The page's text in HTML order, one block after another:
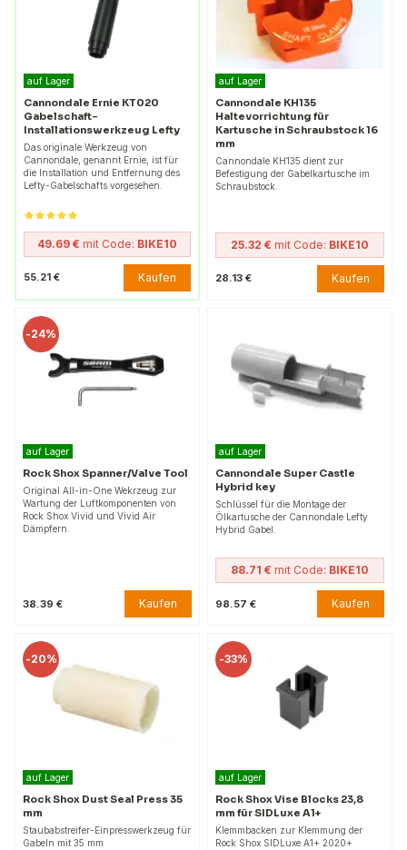
auf Lager
Cannondale Ernie KT020
Gabelschaft-
Installationswerkzeug Lefty
Das originale Werkzeug von
Cannondale, genannt Ernie, ist für
die Installation und Entfernung des
Lefty-Gabelschafts vorgesehen.
49.69 € mit Code: BIKE10
55.21 € Kaufen
auf Lager
Cannondale KH135
Haltevorrichtung für
Kartusche in Schraubstock 16
mm
Cannondale KH135 dient zur
Befestigung der Gabelkartusche im
Schraubstock.
25.32 € mit Code: BIKE10
28.13 € Kaufen
-24%
auf Lager
Rock Shox Spanner/Valve Tool
Original All-in-One Wekrzeug zur
Wartung der Luftkomponenten von
Rock Shox Vivid und Vivid Air
Dämpfern.
38.39 € Kaufen
auf Lager
Cannondale Super Castle
Hybrid key
Schlüssel für die Montage der
Ölkartusche der Cannondale Lefty
Hybrid Gabel.
88.71 € mit Code: BIKE10
98.57 € Kaufen
-20%
auf Lager
Rock Shox Dust Seal Press 35
mm
Staubabstreifer-Einpresswerkzeug für
Gabeln mit 35 mm
-33%
auf Lager
Rock Shox Vise Blocks 23,8
mm für SIDLuxe A1+
Klemmbacken zur Klemmung der
Rock Shox SIDLuxe A1+ 2020+